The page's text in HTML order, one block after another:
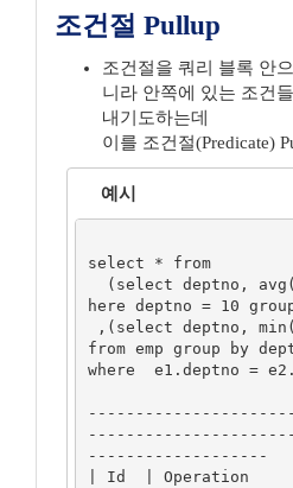
조건절 Pullup
조건절을 쿼리 블록 안
니라 안쪽에 있는 조건
내기도하는데
이를 조건절(Predicate)
예시
select * from
here deptno = 10
from emp group by
where  e1.deptno =
-------------------
| Id  | Operation